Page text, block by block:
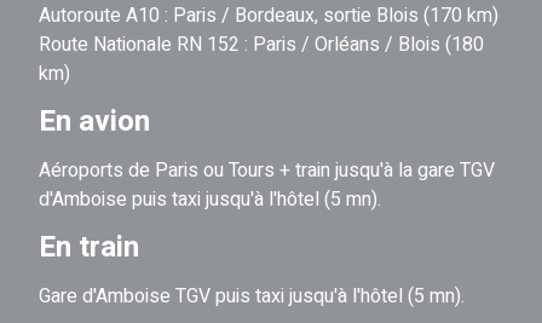
Autoroute A10 : Paris / Bordeaux, sortie Blois (170 km)
Route Nationale RN 152 : Paris / Orléans / Blois (180
km)
En avion
Aéroports de Paris ou Tours + train jusqu'à la gare TGV
d'Amboise puis taxi jusqu'à l'hôtel (5 mn).
En train
Gare d'Amboise TGV puis taxi jusqu'à l'hôtel (5 mn).